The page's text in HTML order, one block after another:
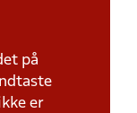
på
er